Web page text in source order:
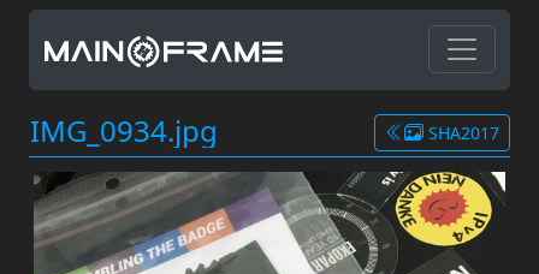
IMG_0934.jpg SHA2017